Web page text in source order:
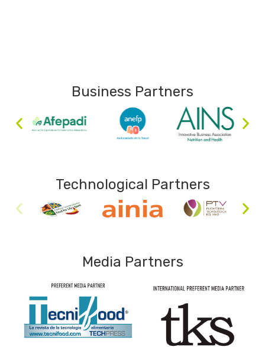
Business Partners
Technological Partners
Media Partners